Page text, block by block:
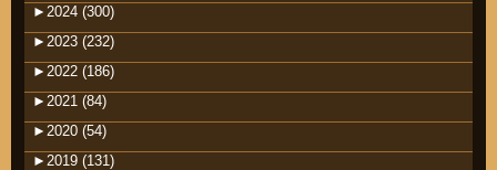
► 2024 (300)
► 2023 (232)
► 2022 (186)
► 2021 (84)
► 2020 (54)
► 2019 (131)